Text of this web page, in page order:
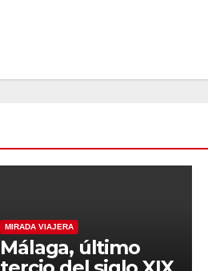
MIRADA VIAJERA
Málaga, último